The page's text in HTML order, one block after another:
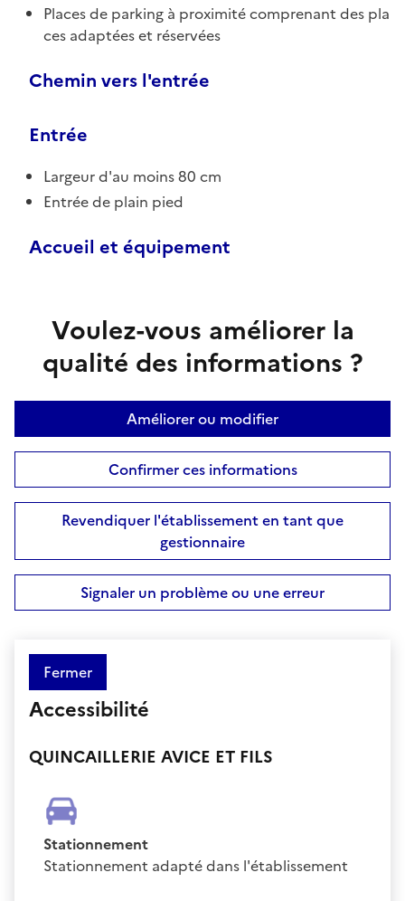
Places de parking à proximité comprenant des pla
ces adaptées et réservées
Chemin vers l'entrée
Entrée
Largeur d'au moins 80 cm
Entrée de plain pied
Accueil et équipement
Voulez-vous améliorer la
qualité des informations ?
Améliorer ou modifier
Confirmer ces informations
Revendiquer l'établissement en tant que
gestionnaire
Signaler un problème ou une erreur
Fermer
Accessibilité
QUINCAILLERIE AVICE ET FILS
Stationnement
Stationnement adapté dans l'établissement